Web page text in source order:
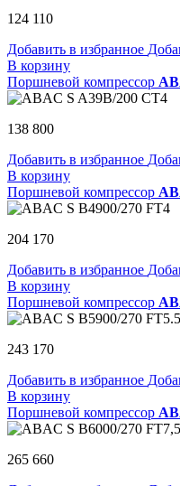
124 110
Добавить в избранное
В корзину
Поршневой компрессор
138 800
Добавить в избранное
В корзину
Поршневой компрессор
204 170
Добавить в избранное
В корзину
Поршневой компрессор
243 170
Добавить в избранное
В корзину
Поршневой компрессор
265 660